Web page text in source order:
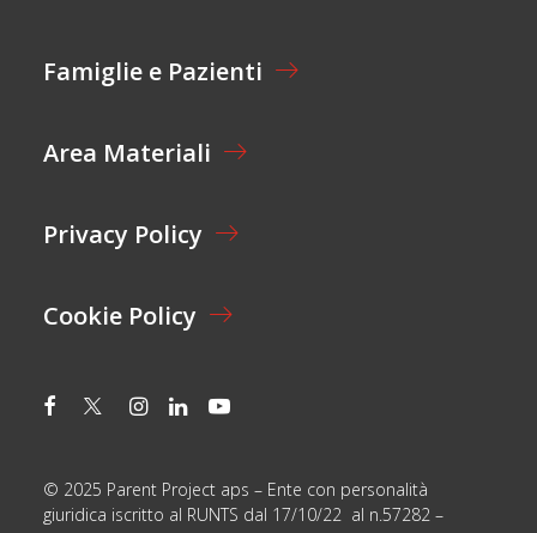
O
*
Famiglie e Pazienti
Area Materiali
Privacy Policy
Cookie Policy
© 2025 Parent Project aps – Ente con personalità
giuridica iscritto al RUNTS dal 17/10/22 al n.57282 –